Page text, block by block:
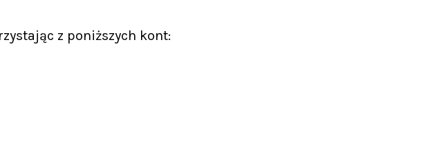
z poniższych kont: